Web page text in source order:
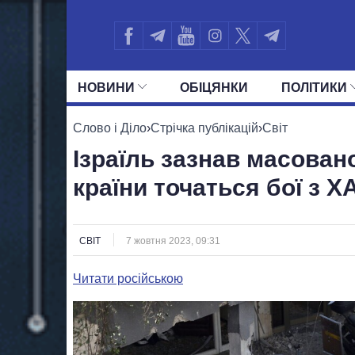
НОВИНИ ОБIЦЯНКИ ПОЛIТИКИ
УСІ ПОЛІТИКИ ПРЕЗИДЕНТ І ОФІС
Слово і Діло›Стрічка публікацій›Світ
Ізраїль зазнав
країни точаться бої з
СВІТ 7 жовтня 2023, 09:31
Читати російською